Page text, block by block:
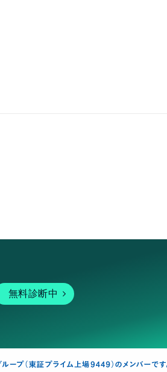
無料診断中